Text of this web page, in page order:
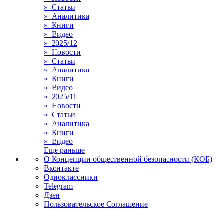
» Статьи
» Аналитика
» Книги
» Видео
» 2025/12
» Новости
» Статьи
» Аналитика
» Книги
» Видео
» 2025/11
» Новости
» Статьи
» Аналитика
» Книги
» Видео
Ещё раньше
О Концепции общественной безопасности (КОБ)
Вконтакте
Одноклассники
Telegram
Дзен
Пользовательское Соглашение